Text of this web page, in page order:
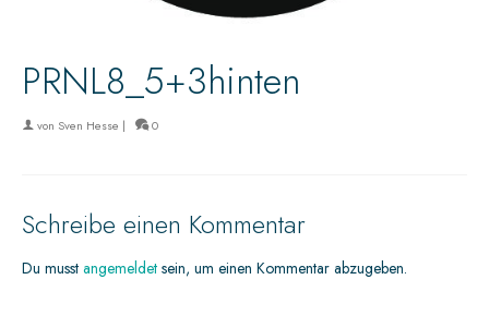
PRNL8_5+3hinten
von Sven Hesse | 0
Schreibe einen Kommentar
Du musst angemeldet sein, um einen Kommentar abzugeben.